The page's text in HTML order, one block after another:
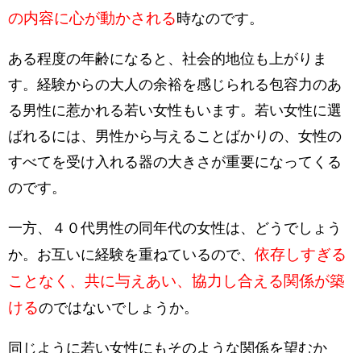
の内容に心が動かされる 時なのです。
ある程度の年齢になると、社会的地位も上がりま
す。経験からの大人の余裕を感じられる包容力のあ
る男性に惹かれる若い女性もいます。若い女性に選
ばれるには、男性から与えることばかりの、女性の
すべてを受け入れる器の大きさが重要になってくる
のです。
一方、４０代男性の同年代の女性は、どうでしょう
か。お互いに経験を重ねているので、 依存しすぎる
ことなく、共に与えあい、協力し合える関係が築
けるのではないでしょうか。
同じように若い女性にもそのような関係を望むか